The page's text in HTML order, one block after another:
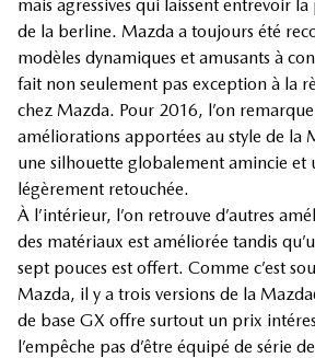
mais agressives qui laissent entrevoir
de la berline. Mazda a toujours été
modèles dynamiques et amusants à
fait non seulement pas exception à la
chez Mazda. Pour 2016, l’on
améliorations apportées au style de la
une silhouette globalement amincie et
légèrement retouchée.
À l’intérieur, l’on retrouve d’autres
des matériaux est améliorée tandis
sept pouces est offert. Comme c’est
Mazda, il y a trois versions de la
de base GX offre surtout un prix
l’empêche pas d’être équipé de série